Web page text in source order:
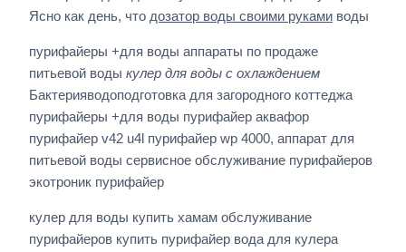
Ясно как день, что дозатор воды своими руками воды
пурифайеры +для воды аппараты по продаже
питьевой воды кулер для воды с охлаждением
Бактерияводоподготовка для загородного коттеджа
пурифайеры +для воды пурифайер аквафор
пурифайер v42 u4l пурифайер wp 4000, аппарат для
питьевой воды сервисное обслуживание пурифайеров
экотроник пурифайер
кулер для воды купить хамам обслуживание
пурифайеров купить пурифайер вода для кулера